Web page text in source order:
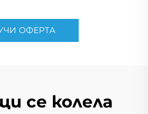
ОФЕРТА
се колела